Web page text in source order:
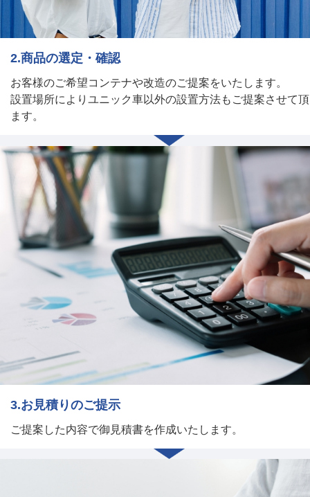
2.商品の選定・確認
お客様のご希望コンテナや改造のご提案をいたします。
設置場所によりユニック車以外の設置方法もご提案させて
ます。
3.お見積りのご提示
ご提案した内容で御見積書を作成いたします。